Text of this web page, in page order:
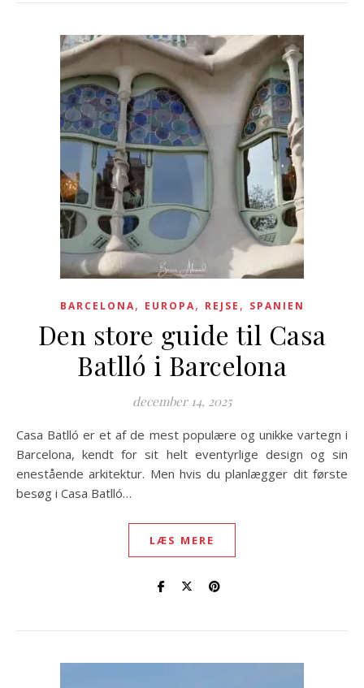
BARCELONA, EUROPA, REJSE , SPANIEN
Den store guide til Casa
Batlló i Barcelona
december 14, 2025
Casa Batlló er et af de mest populære og unikke vartegn i
Barcelona, kendt for sit helt eventyrlige design og sin
enestående arkitektur. Men hvis du planlægger dit første
besøg i Casa Batlló…
LÆS MERE